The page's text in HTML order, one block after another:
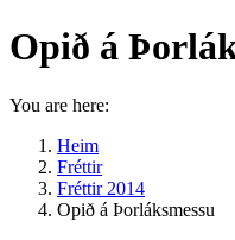
Opið á
You are here:
Heim
Fréttir
Fréttir 2014
Opið á Þorláksmessu